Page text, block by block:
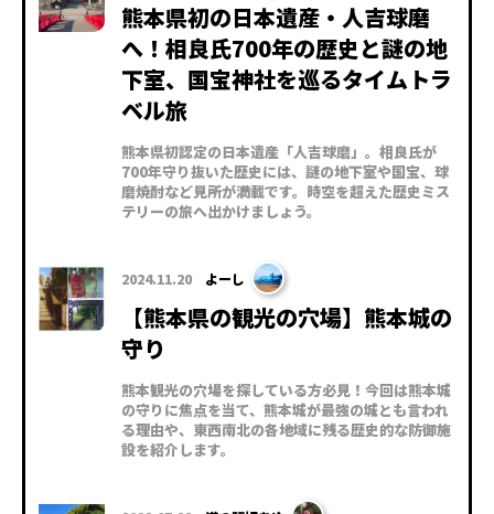
熊本県初の日本遺産・人吉球磨
へ！相良氏700年の歴史と謎の地
下室、国宝神社を巡るタイムトラ
ベル旅
熊本県初認定の日本遺産「人吉球磨」。相良氏が
700年守り抜いた歴史には、謎の地下室や国宝、球
磨焼酎など見所が満載です。時空を超えた歴史ミス
テリーの旅へ出かけましょう。
2024.11.20 よーし
【熊本県の観光の穴場】熊本城の
守り
熊本観光の穴場を探している方必見！今回は熊本城
の守りに焦点を当て、熊本城が最強の城とも言われ
る理由や、東西南北の各地域に残る歴史的な防御施
設を紹介します。